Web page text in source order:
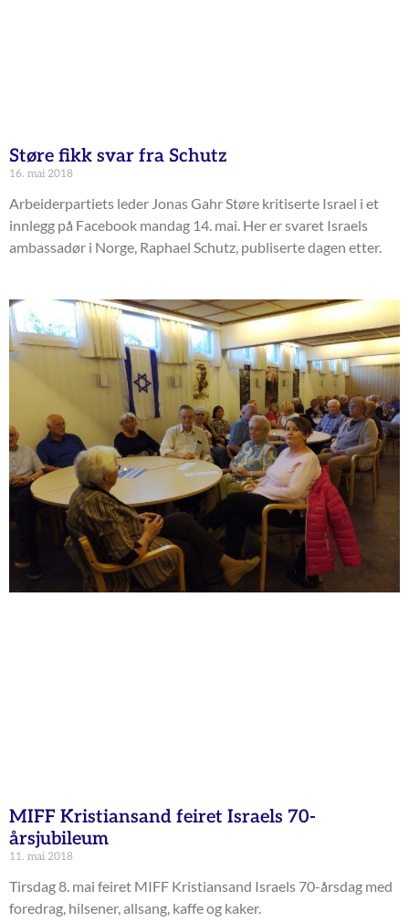
Støre fikk svar fra Schutz
16. mai 2018
Arbeiderpartiets leder Jonas Gahr Støre kritiserte Israel i et
innlegg på Facebook mandag 14. mai. Her er svaret Israels
ambassadør i Norge, Raphael Schutz, publiserte dagen etter.
MIFF Kristiansand feiret Israels 70-
årsjubileum
11. mai 2018
Tirsdag 8. mai feiret MIFF Kristiansand Israels 70-årsdag med
foredrag, hilsener, allsang, kaffe og kaker.